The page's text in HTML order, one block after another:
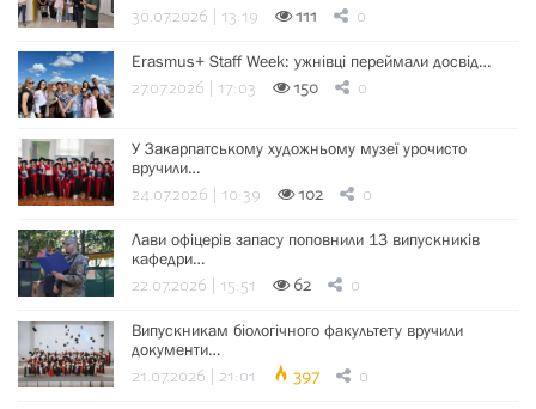
30.07.2026 | 13:19 111 0
Erasmus+ Staff Week: ужнівці переймали досвід…
27.07.2026 | 17:03 150 0
У Закарпатському художньому музеї урочисто
вручили…
24.07.2026 | 10:39 102 0
Лави офіцерів запасу поповнили 13 випускників
кафедри…
22.07.2026 | 15:51 62 0
Випускникам біологічного факультету вручили
документи…
21.07.2026 | 21:01 397 0